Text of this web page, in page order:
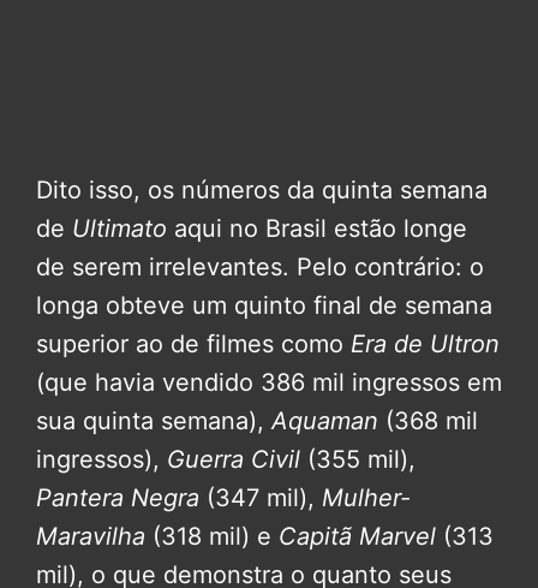
Dito isso, os números da quinta semana
de Ultimato aqui no Brasil estão longe
de serem irrelevantes. Pelo contrário: o
longa obteve um quinto final de semana
superior ao de filmes como Era de Ultron
(que havia vendido 386 mil ingressos em
sua quinta semana),Aquaman (368 mil
ingressos), Guerra Civil (355 mil),
Pantera Negra (347 mil), Mulher-
Maravilha (318 mil) e Capitã Marvel (313
mil), o que demonstra o quanto seus